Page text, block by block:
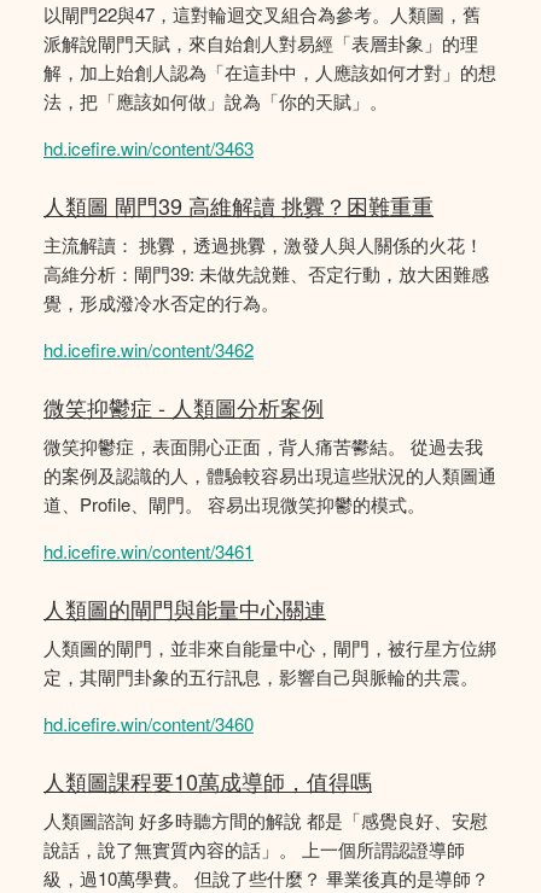
以閘門22與47，這對輪迴交叉組合為參考。人類圖，舊
派解說閘門天賦，來自始創人對易經「表層卦象」的理
解，加上始創人認為「在這卦中，人應該如何才對」的想
法，把「應該如何做」說為「你的天賦」。
hd.icefire.win/content/3463
人類圖 閘門39 高維解讀 挑釁？困難重重
主流解讀： 挑釁，透過挑釁，激發人與人關係的火花！
高維分析：閘門39: 未做先說難、否定行動，放大困難感
覺，形成潑冷水否定的行為。
hd.icefire.win/content/3462
微笑抑鬱症 - 人類圖分析案例
微笑抑鬱症，表面開心正面，背人痛苦鬰結。 從過去我
的案例及認識的人，體驗較容易出現這些狀況的人類圖通
道、Profile、閘門。 容易出現微笑抑鬱的模式。
hd.icefire.win/content/3461
人類圖的閘門與能量中心關連
人類圖的閘門，並非來自能量中心，閘門，被行星方位綁
定，其閘門卦象的五行訊息，影響自己與脈輪的共震。
hd.icefire.win/content/3460
人類圖課程要10萬成導師，值得嗎
人類圖諮詢 好多時聽方間的解說 都是「感覺良好、安慰
說話，說了無實質內容的話」。 上一個所謂認證導師
級，過10萬學費。 但說了些什麼？ 畢業後真的是導師？